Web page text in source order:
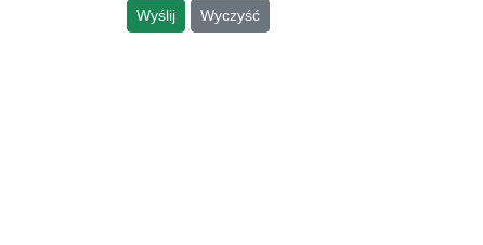
Wyślij Wyczyść